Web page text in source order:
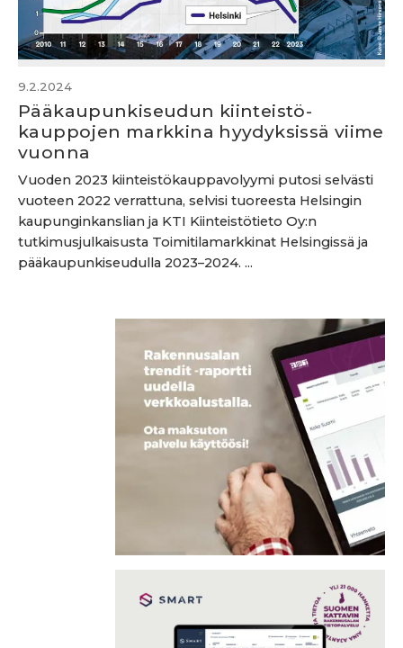
9.2.2024
Pääkaupunkiseudun kiinteistö­
kauppojen markkina hyydyksissä viime
vuonna
Vuoden 2023 kiinteistökauppavolyymi putosi selvästi
vuoteen 2022 verrattuna, selvisi tuoreesta Helsingin
kaupunginkanslian ja KTI Kiinteistötieto Oy:n
tutkimusjulkaisusta Toimitilamarkkinat Helsingissä ja
pääkaupunkiseudulla 2023–2024. ...